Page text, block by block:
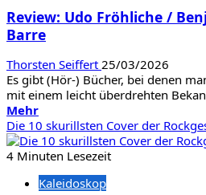
Gary
Moore
Review: Udo Fröhliche /
Barre
Thorsten Seiffert 25/03/2026
Es gibt (Hör-) Bücher, bei denen
mit einem leicht überdrehten
MehrMehr
Informationen
über
Review:
Fröhliche
Die 10 skurillsten Cover der
4 Minuten Lesezeit
Kaleidoskop